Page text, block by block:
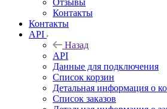
Отзывы
Контакты
Контакты
API
Назад
API
Данные для подключения
Список корзин
Детальная информация о
Список заказов